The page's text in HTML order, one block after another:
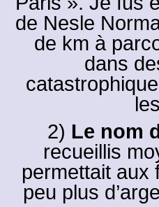
de Nesle
de km à
dans
2) Le nom
recueillis
permettait aux
peu plus